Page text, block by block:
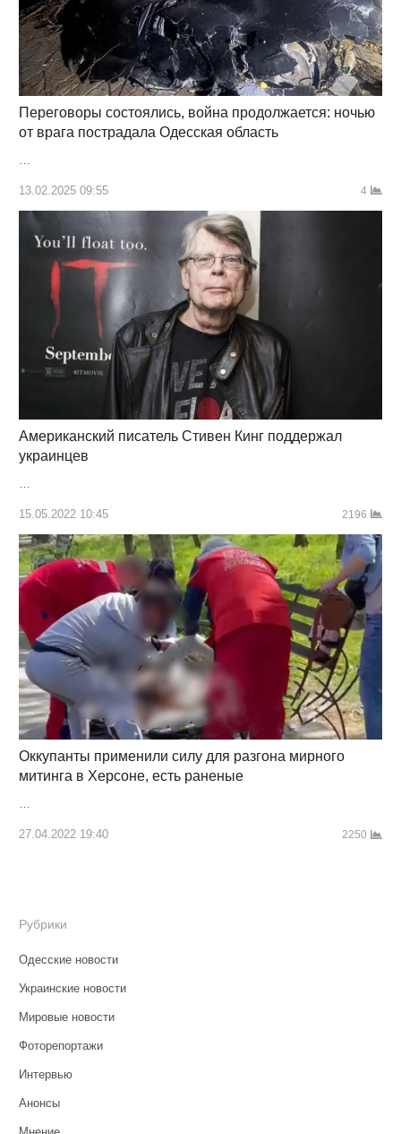
Переговоры состоялись, война продолжается: ночью
от врага пострадала Одесская область
13.02.2025 09:55 4
Американский писатель Стивен Кинг поддержал
украинцев
15.05.2022 10:45 2196
Оккупанты применили силу для разгона мирного
митинга в Херсоне, есть раненые
27.04.2022 19:40 2250
Рубрики
Одесские новости
Украинские новости
Мировые новости
Фоторепортажи
Интервью
Анонсы